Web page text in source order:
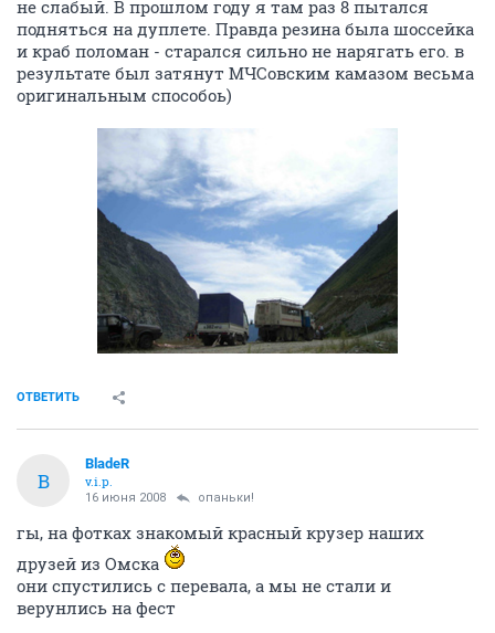
не слабый. В прошлом году я там раз 8 пытался
подняться на дуплете. Правда резина была шоссейка
и краб поломан - старался сильно не нарягать его. в
результате был затянут МЧСовским камазом весьма
оригинальным способоь)
ОТВЕТИТЬ
B
BladeR
v.i.p.
16 июня 2008 опаньки!
гы, на фотках знакомый красный крузер наших
друзей из Омска
они спустились с перевала, а мы не стали и
верунлись на фест